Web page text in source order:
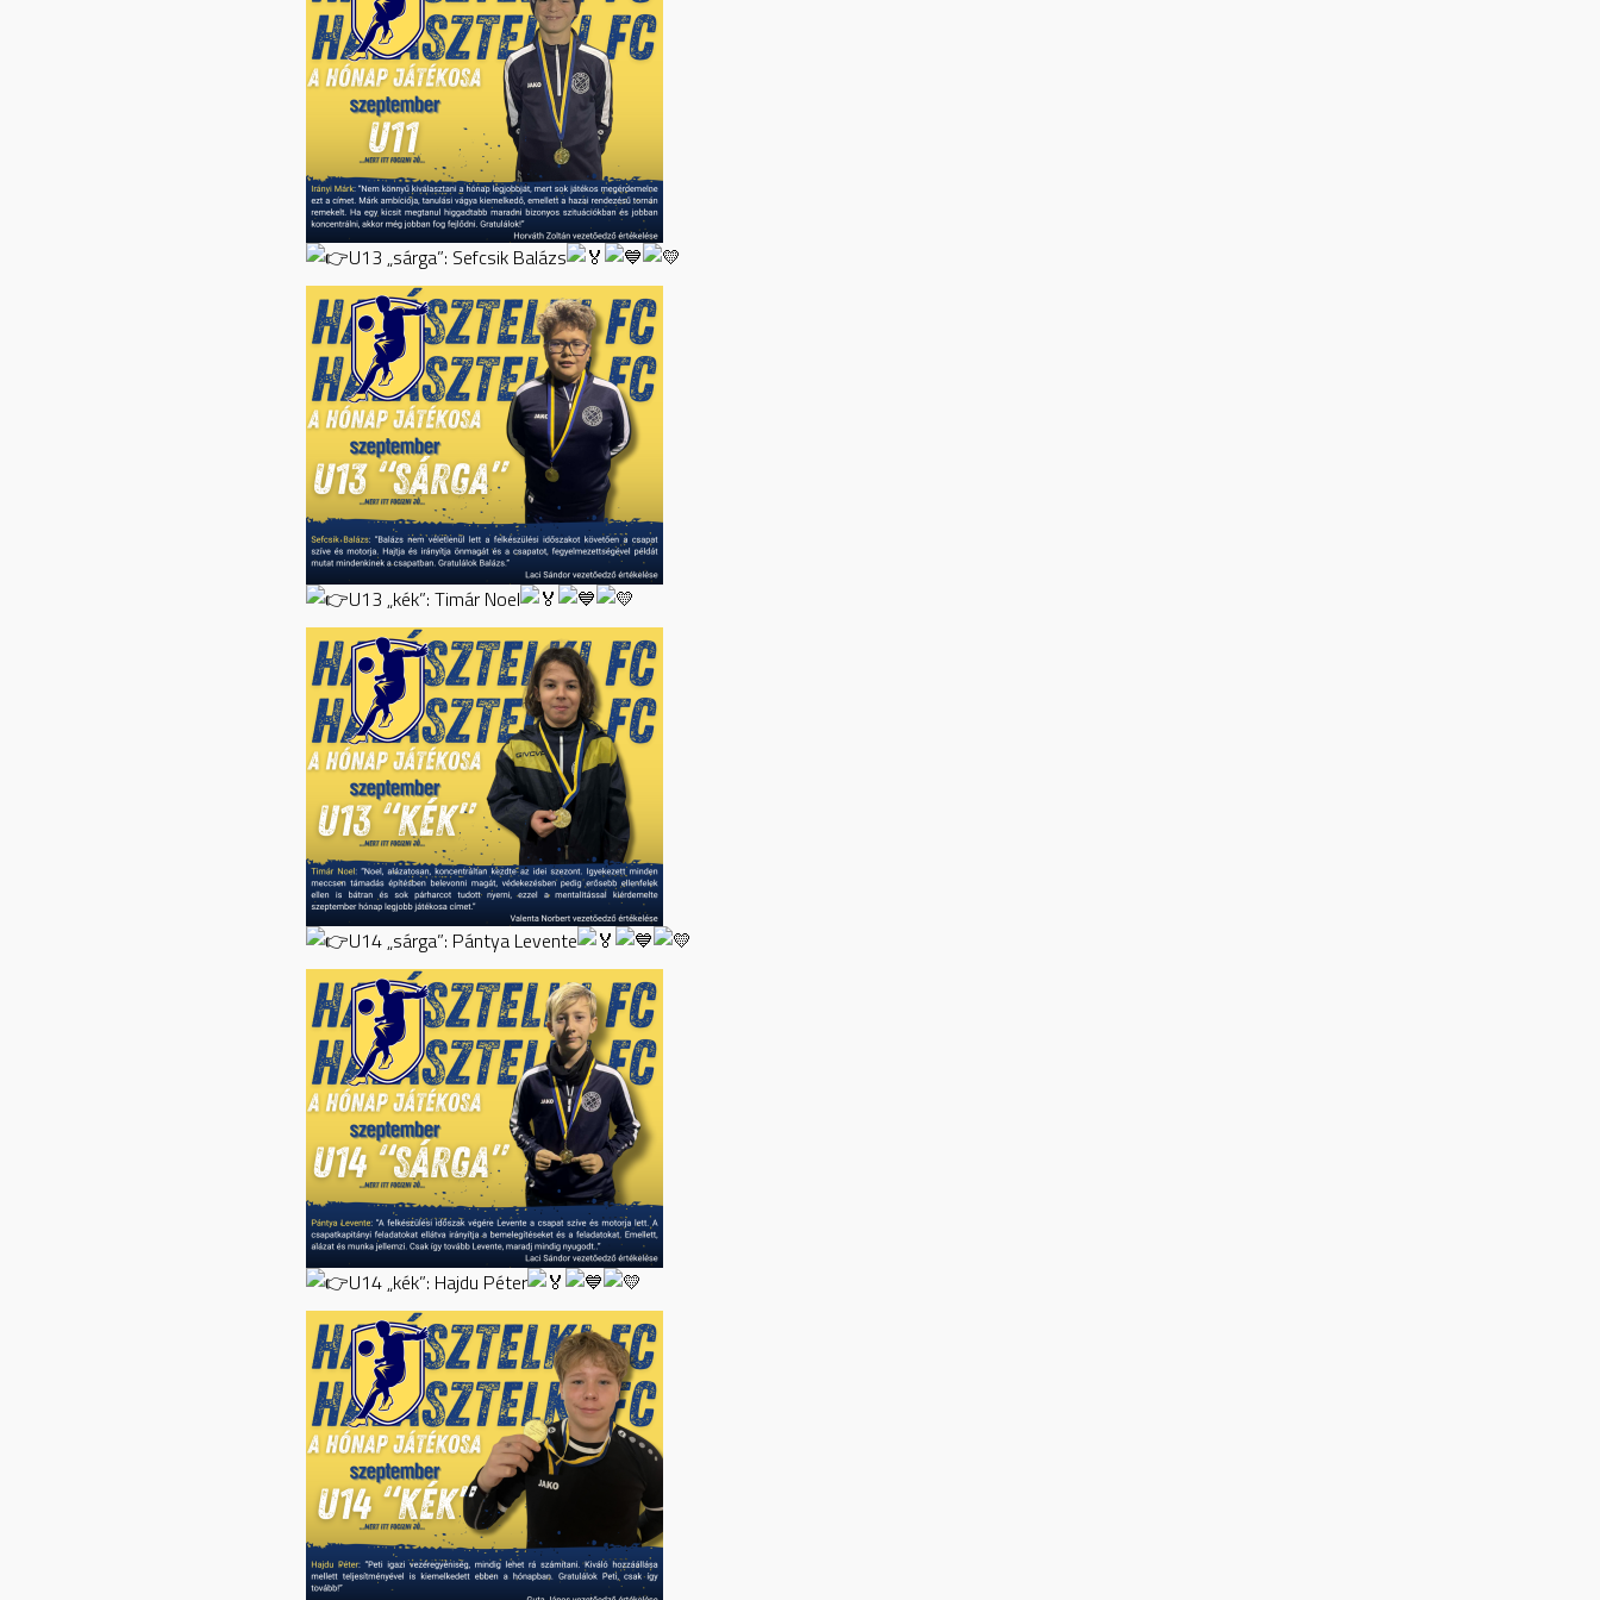
U13 „sárga”: Sefcsik Balázs
U13 „kék”: Timár Noel
U14 „sárga”: Pántya Levente
U14 „kék”: Hajdu Péter